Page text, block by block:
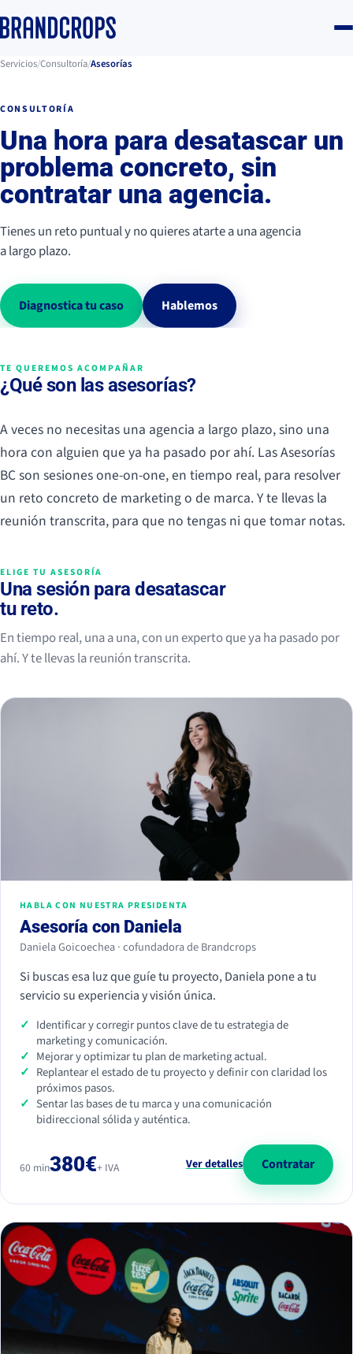
Servicios/Consultoría/Asesorías
CONSULTORÍA
Una hora para desatascar un
problema concreto, sin
contratar una agencia.
Tienes un reto puntual y no quieres atarte a una agencia
a largo plazo.
Diagnostica tu caso Hablemos
TE QUEREMOS ACOMPAÑAR
¿Qué son las asesorías?
A veces no necesitas una agencia a largo plazo, sino una
hora con alguien que ya ha pasado por ahí. Las Asesorías
BC son sesiones one-on-one, en tiempo real, para resolver
un reto concreto de marketing o de marca. Y te llevas la
reunión transcrita, para que no tengas ni que tomar notas.
ELIGE TU ASESORÍA
Una sesión para desatascar
tu reto.
En tiempo real, una a una, con un experto que ya ha pasado por
ahí. Y te llevas la reunión transcrita.
HABLA CON NUESTRA PRESIDENTA
Asesoría con Daniela
Daniela Goicoechea · cofundadora de Brandcrops
Si buscas esa luz que guíe tu proyecto, Daniela pone a tu
servicio su experiencia y visión única.
Identificar y corregir puntos clave de tu estrategia de
marketing y comunicación.
Mejorar y optimizar tu plan de marketing actual.
Replantear el estado de tu proyecto y definir con claridad los
próximos pasos.
Sentar las bases de tu marca y una comunicación
bidireccional sólida y auténtica.
60 min380€+ IVA Ver detalles Contratar